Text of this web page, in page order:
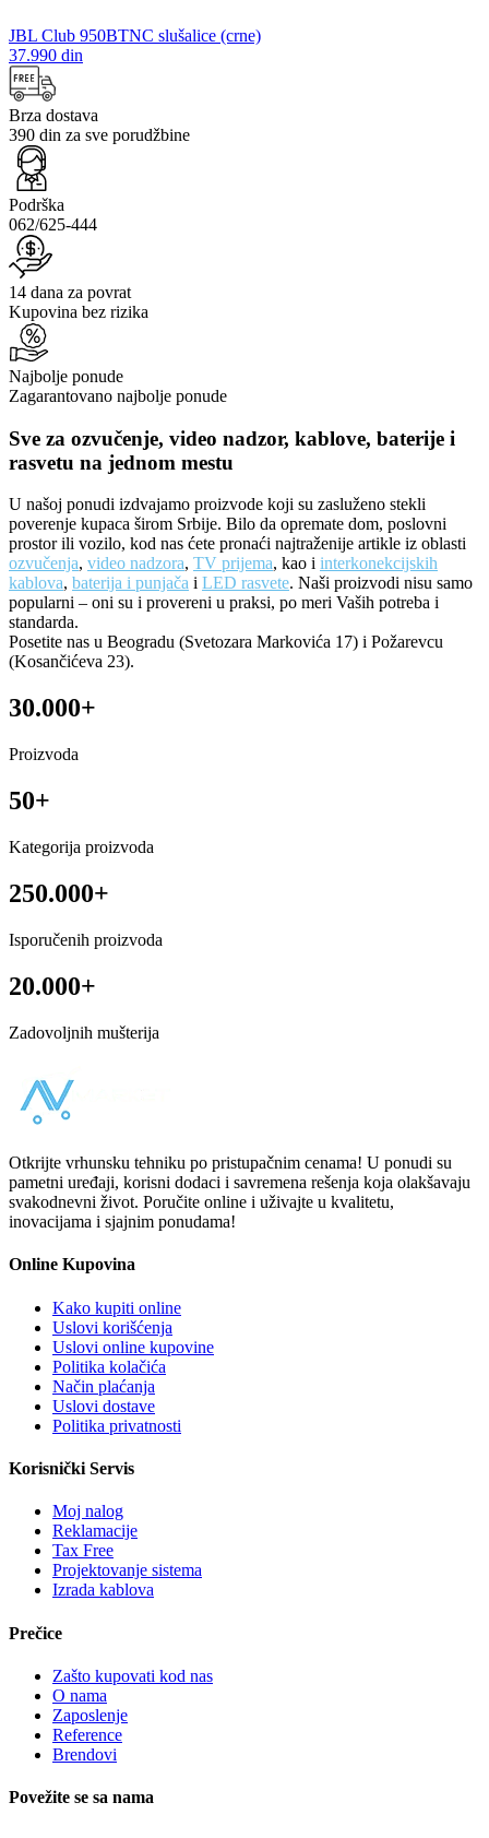
JBL Club 950BTNC slušalice (crne)
37.990 din
Brza dostava
390 din za sve porudžbine
Podrška
062/625-444
14 dana za povrat
Kupovina bez rizika
Najbolje ponude
Zagarantovano najbolje ponude
Sve za ozvučenje, video nadzor, kablove, baterije i
rasvetu na jednom mestu
U našoj ponudi izdvajamo proizvode koji su zasluženo stekli
poverenje kupaca širom Srbije. Bilo da opremate dom, poslovni
prostor ili vozilo, kod nas ćete pronaći najtraženije artikle iz oblasti
ozvučenja, video nadzora, TV prijema, kao i interkonekcijskih
kablova, baterija i punjača i LED rasvete. Naši proizvodi nisu samo
popularni – oni su i provereni u praksi, po meri Vaših potreba i
standarda.
Posetite nas u Beogradu (Svetozara Markovića 17) i Požarevcu
(Kosančićeva 23).
30.000+
Proizvoda
50+
Kategorija proizvoda
250.000+
Isporučenih proizvoda
20.000+
Zadovoljnih mušterija
Otkrijte vrhunsku tehniku po pristupačnim cenama! U ponudi su
pametni uređaji, korisni dodaci i savremena rešenja koja olakšavaju
svakodnevni život. Poručite online i uživajte u kvalitetu,
inovacijama i sjajnim ponudama!
Online Kupovina
Kako kupiti online
Uslovi korišćenja
Uslovi online kupovine
Politika kolačića
Način plaćanja
Uslovi dostave
Politika privatnosti
Korisnički Servis
Moj nalog
Reklamacije
Tax Free
Projektovanje sistema
Izrada kablova
Prečice
Zašto kupovati kod nas
O nama
Zaposlenje
Reference
Brendovi
Povežite se sa nama